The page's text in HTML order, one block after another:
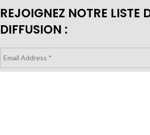
REJOIGNEZ NOTRE LISTE
DIFFUSION :